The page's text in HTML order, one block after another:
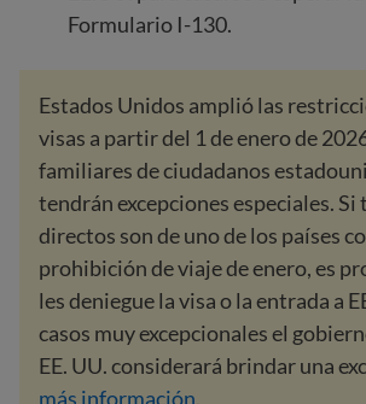
Formulario I-130.
Estados Unidos amplió las
visas a partir del 1 de enero de
familiares de ciudadanos
tendrán excepciones especiales.
directos son de uno de los países
prohibición de viaje de enero, es
les deniegue la visa o la entrada a
casos muy excepcionales el
EE. UU. considerará brindar una
más información.